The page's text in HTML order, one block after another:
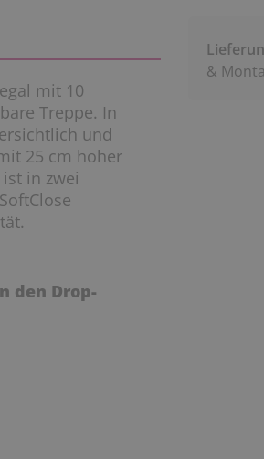
mit 10
Treppe. In
und
25 cm hoher
in zwei
den Drop-
&